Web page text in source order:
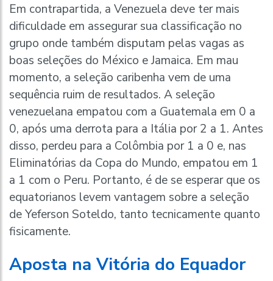
Em contrapartida, a Venezuela deve ter mais
dificuldade em assegurar sua classificação no
grupo onde também disputam pelas vagas as
boas seleções do México e Jamaica. Em mau
momento, a seleção caribenha vem de uma
sequência ruim de resultados. A seleção
venezuelana empatou com a Guatemala em 0 a
0, após uma derrota para a Itália por 2 a 1. Antes
disso, perdeu para a Colômbia por 1 a 0 e, nas
Eliminatórias da Copa do Mundo, empatou em 1
a 1 com o Peru. Portanto, é de se esperar que os
equatorianos levem vantagem sobre a seleção
de Yeferson Soteldo, tanto tecnicamente quanto
fisicamente.
Aposta na Vitória do Equador